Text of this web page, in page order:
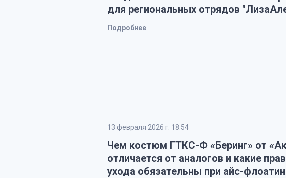
для региональных отрядов
Подробнее
13 февраля 2026 г. 18:54
Чем костюм ГТКС-Ф «Беринг» от
отличается от аналогов и какие
ухода обязательны при айс-